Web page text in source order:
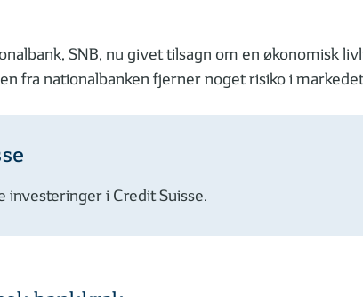
SNB, nu givet tilsagn om en økonomisk
fra nationalbanken fjerner noget risiko i
investeringer i Credit Suisse.